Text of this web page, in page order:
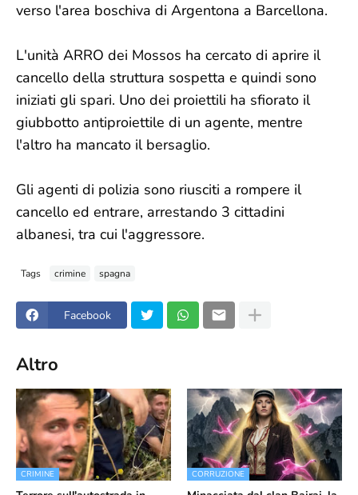
verso l'area boschiva di Argentona a Barcellona.
L'unità ARRO dei Mossos ha cercato di aprire il
cancello della struttura sospetta e quindi sono
iniziati gli spari. Uno dei proiettili ha sfiorato il
giubbotto antiproiettile di un agente, mentre
l'altro ha mancato il bersaglio.
Gli agenti di polizia sono riusciti a rompere il
cancello ed entrare, arrestando 3 cittadini
albanesi, tra cui l'aggressore.
Tags crimine spagna
Facebook
Altro
CRIMINE CORRUZIONE